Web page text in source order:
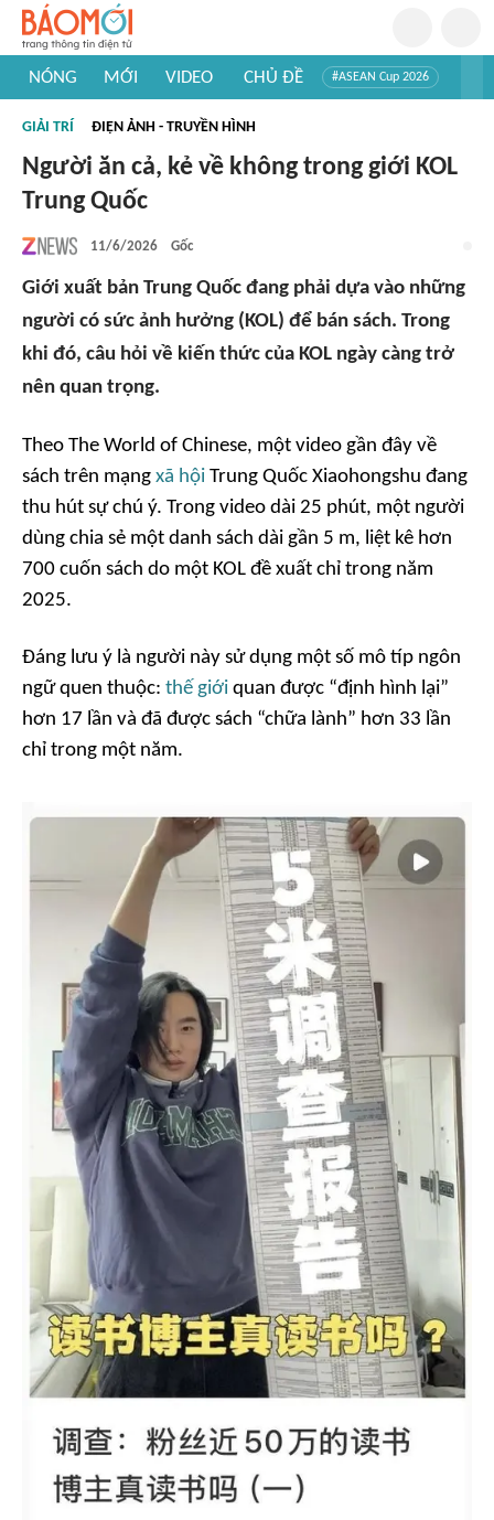
NÓNG MỚI VIDEO CHỦ ĐỀ #ASEAN Cup 2026
#Khám phá thế giới
GIẢI TRÍ ĐIỆN ẢNH - TRUYỀN HÌNH
Người ăn cả, kẻ về không trong giới KOL
Trung Quốc
11/6/2026 Gốc
Giới xuất bản Trung Quốc đang phải dựa vào những
người có sức ảnh hưởng (KOL) để bán sách. Trong
khi đó, câu hỏi về kiến thức của KOL ngày càng trở
nên quan trọng.
Theo The World of Chinese, một video gần đây về
sách trên mạng xã hội Trung Quốc Xiaohongshu đang
thu hút sự chú ý. Trong video dài 25 phút, một người
dùng chia sẻ một danh sách dài gần 5 m, liệt kê hơn
700 cuốn sách do một KOL đề xuất chỉ trong năm
2025.
Đáng lưu ý là người này sử dụng một số mô típ ngôn
ngữ quen thuộc: thế giới quan được “định hình lại”
hơn 17 lần và đã được sách “chữa lành” hơn 33 lần
chỉ trong một năm.